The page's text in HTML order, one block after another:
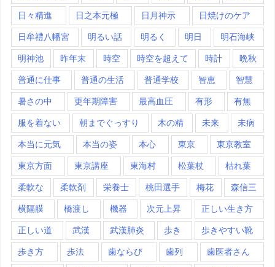
日々精進 日之本元極 日月神示 日焼けのケア
日牟禮八幡宮 明るい話 明るく 明日 明石海峡
明神池 昨年末 時空 時空を超えて 時計 晩秋
普通に仕事 普通の生活 普通学校 智恵 智慧
暑さの中 更年期障害 最高血圧 有形 有無
服を着ない 朝までぐっすり 木の精 未来 未病
本当に元気 本当の姿 本心 東京 東京教室
東京方面 東京講座 東海村 松葉杖 枯れ葉
柔軟な 柔軟剤 栄養士 桃田選手 梅花 森信三
横隔膜 橋渡し 機器 次元上昇 正しい生き方
正しい道 武漢 武漢肺炎 歩き 歩きやすい靴
歩き方 歩法 歯ならび 歯列 歯医者さん